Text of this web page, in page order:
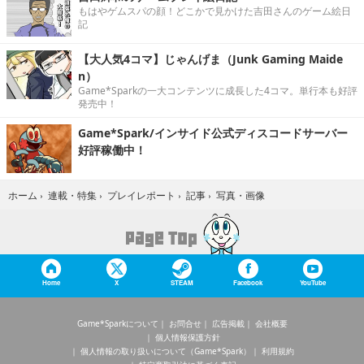
もはやゲムスパの顔！どこかで見かけた吉田さんのゲーム絵日
記
【大人気4コマ】じゃんげま（Junk Gaming Maide
n）
Game*Sparkの一大コンテンツに成長した4コマ。単行本も好評
発売中！
Game*Spark/インサイド公式ディスコードサーバー
好評稼働中！
ホーム › 連載・特集 › プレイレポート › 記事 › 写真・画像
Home X STEAM Facebook YouTube
Game*Sparkについて お問合せ 広告掲載
会社概要
個人情報保護方針
個人情報の取り扱いについて（Game*Spark）
利用規約